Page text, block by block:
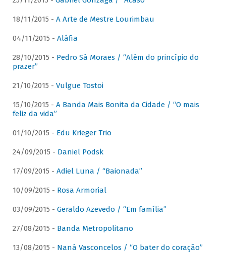
18/11/2015 - A Arte de Mestre Lourimbau
04/11/2015 - Aláfia
28/10/2015 - Pedro Sá Moraes / “Além do princípio do
prazer”
21/10/2015 - Vulgue Tostoi
15/10/2015 - A Banda Mais Bonita da Cidade / “O mais
feliz da vida”
01/10/2015 - Edu Krieger Trio
24/09/2015 - Daniel Podsk
17/09/2015 - Adiel Luna / “Baionada”
10/09/2015 - Rosa Armorial
03/09/2015 - Geraldo Azevedo / “Em família”
27/08/2015 - Banda Metropolitano
13/08/2015 - Naná Vasconcelos / “O bater do coração”